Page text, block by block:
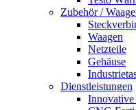
Zubehör /
Waagen
Netzteile
Gehäuse
Dienstleistungen